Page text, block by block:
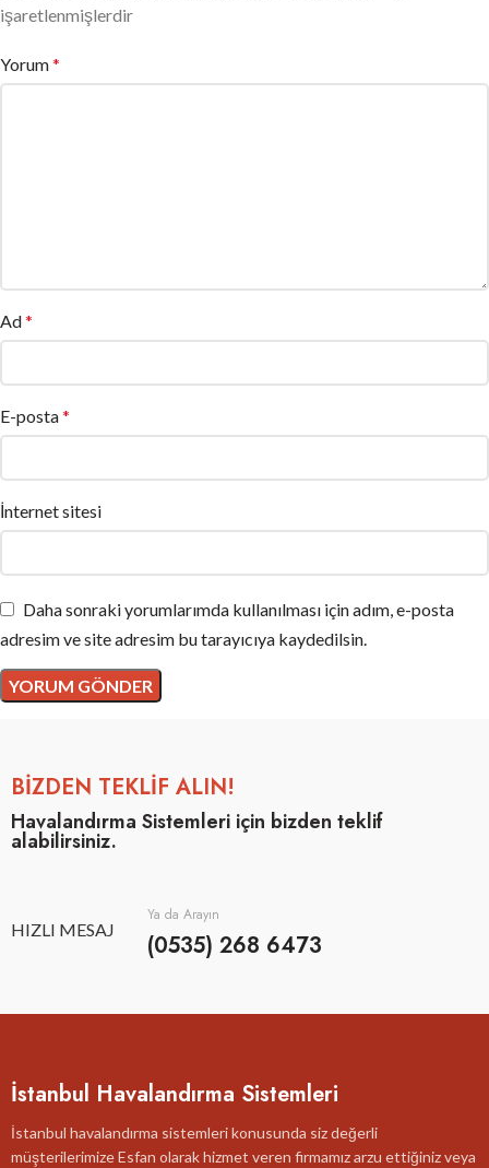
işaretlenmişlerdir
Yorum*
Ad*
E-posta*
İnternet sitesi
Daha sonraki yorumlarımda kullanılması için adım, e-posta
adresim ve site adresim bu tarayıcıya kaydedilsin.
BİZDEN TEKLİF ALIN!
Havalandırma Sistemleri için bizden teklif
alabilirsiniz.
HIZLI MESAJ
Ya da Arayın
(0535) 268 6473
İstanbul Havalandırma Sistemleri
İstanbul havalandırma sistemleri konusunda siz değerli
müşterilerimize Esfan olarak hizmet veren firmamız arzu ettiğiniz veya